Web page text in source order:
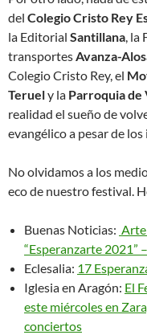
del Colegio Cristo Rey
la Editorial Santillana, la
transportesAvanza-
Colegio Cristo Rey, el
Teruely la Parroquia de
realidad el sueño de
evangélico a pesar de
No olvidamos a los
eco de nuestro festival.
Buenas Noticias: Arte
“Esperanzarte 2021”
Eclesalia: 17
Iglesia en Aragón: El
este miércoles en
conciertos